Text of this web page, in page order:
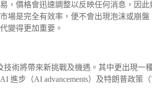
，價格會迅速調整以反映任何消息，因
場是完全有效率，便不會出現泡沫或崩
變得更加重要。
技術將帶來新挑戰及機遇。其中更出現一
進步（AI advancements）及特朗普政策（